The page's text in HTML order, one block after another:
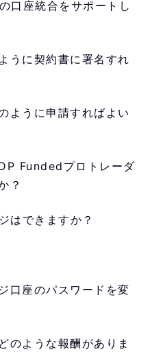
口座統合をサポートし
うに契約書に署名すれ
ように申請すればよい
Fundedプロトレーダ
？
はできますか？
口座のパスワードを変
のような報酬がありま